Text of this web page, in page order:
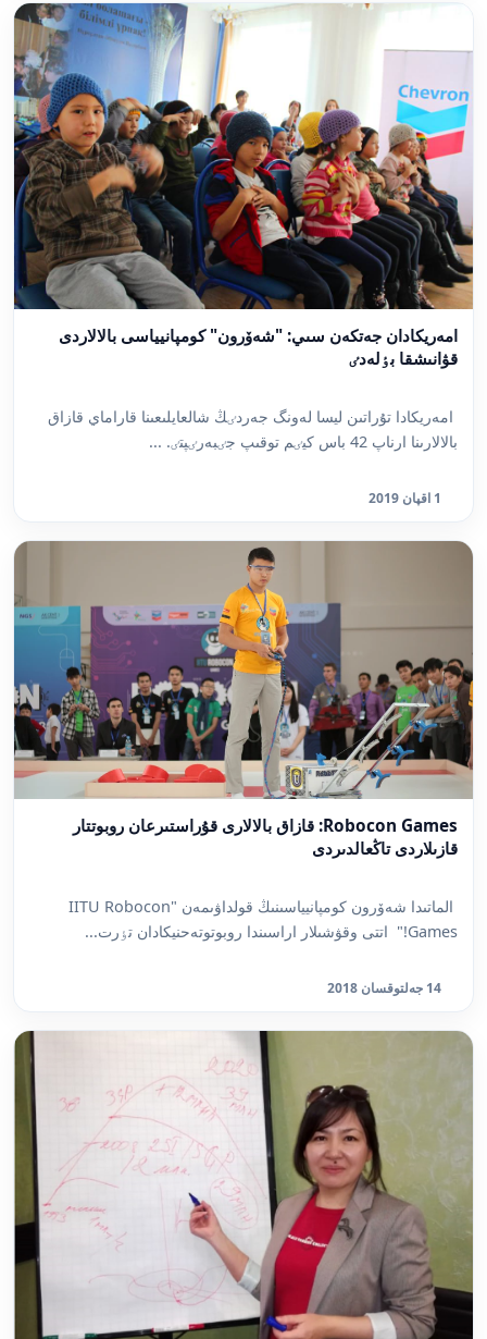
امەريكادان جەتكەن سىي: "شەۆرون" كومپانيياسى بالالاردى
قۋانىشقا بٶلەدٸ
امەريكادا تۇراتىن ليسا لەونگ جەردٸڭ شالعايلىعىنا قاراماي قازاق
بالالارىنا ارناپ 42 باس كيٸم توقىپ جٸبەرٸپتٸ. ...
1 اقپان 2019
Robocon Games: قازاق بالالارى قۇراستىرعان روبوتتار
قازىلاردى تاڭعالدىردى
الماتىدا شەۆرون كومپانيياسىنىڭ قولداۋىمەن "IITU Robocon
Games!" اتتى وقۋشىلار اراسىندا روبوتوتەحنيكادان تٶرت...
14 جەلتوقسان 2018